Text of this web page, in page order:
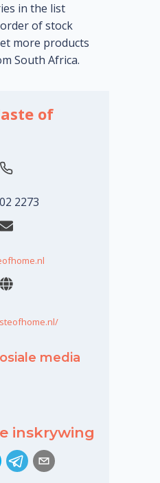
in the list
of stock
more products
South Africa.
of
2273
media
inskrywing